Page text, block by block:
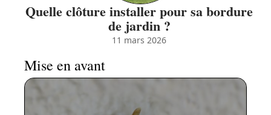
Quelle clôture installer pour sa bordure
de jardin ?
11 mars 2026
Mise en avant